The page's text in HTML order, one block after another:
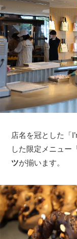
店名を冠とした「
した限定メニュー
ツが揃います。